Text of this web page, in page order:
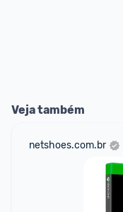
Veja também
netshoes.com.br